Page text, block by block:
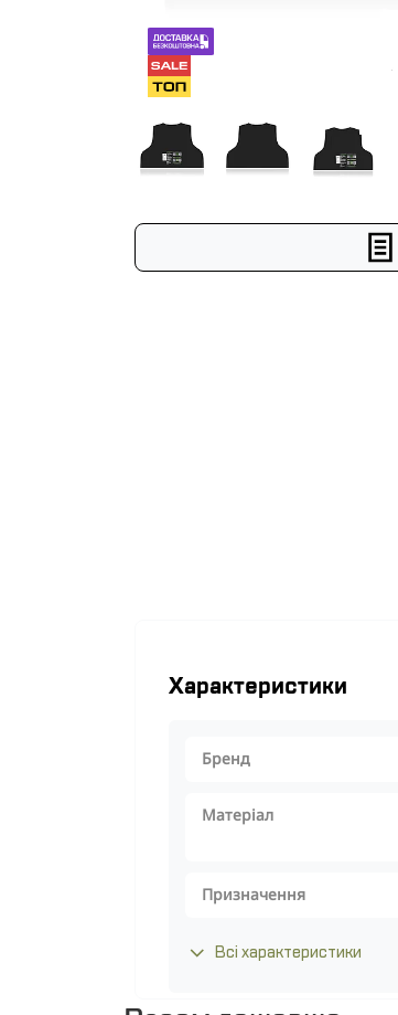
Характеристики
Бренд
Матеріал
Призначення
Всі характеристики